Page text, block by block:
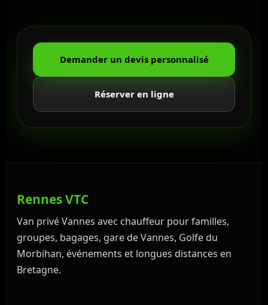
Demander un devis personnalisé
Réserver en ligne
Rennes VTC
Van privé Vannes avec chauffeur pour familles,
groupes, bagages, gare de Vannes, Golfe du
Morbihan, événements et longues distances en
Bretagne.